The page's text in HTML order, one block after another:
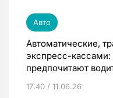
Авто
Автоматические,
экспресс-
предпочитают
17:40 / 11.06.26